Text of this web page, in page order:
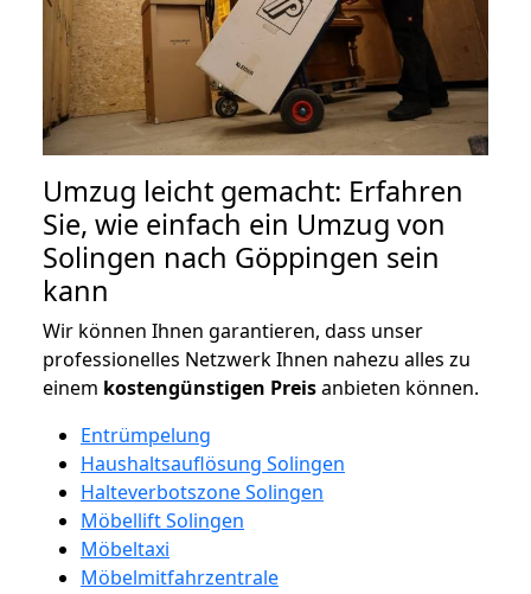
Umzug leicht gemacht: Erfahren
Sie, wie einfach ein Umzug von
Solingen nach Göppingen sein
kann
Wir können Ihnen garantieren, dass unser
professionelles Netzwerk Ihnen nahezu alles zu
einem kostengünstigen Preisanbieten können.
Entrümpelung
Haushaltsauflösung Solingen
Halteverbotszone Solingen
Möbellift Solingen
Möbeltaxi
Möbelmitfahrzentrale